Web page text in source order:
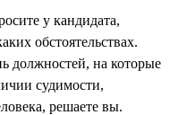
у кандидата,
обстоятельствах.
должностей, на которые
судимости,
решаете вы.